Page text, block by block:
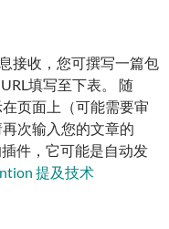
接收，您可撰写一篇包
填写至下表。 随
页面上（可能需要审
次输入您的文章的
件，它可能是自动发
提及技术